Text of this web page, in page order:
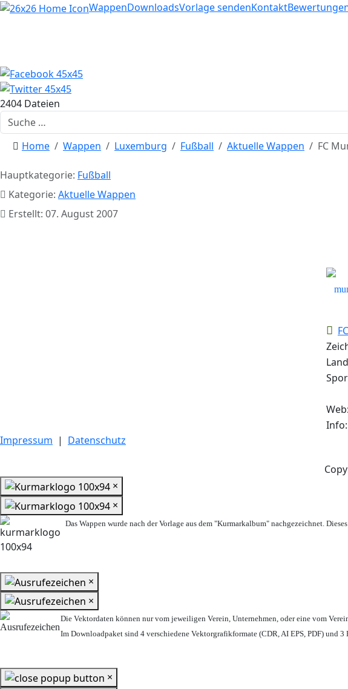
Home
WappenDownloadsVorlage sendenKontakt
2404 Dateien
Suchen
Home Wappen Luxemburg Fußball Aktuelle Wappen FC
Hauptkategorie: Fußball
Kategorie: Aktuelle Wappen
Erstellt: 07. August 2007
Web:
Info:
Impressum | Datenschutz
×
×
Das Wappen wurde nach der Vorlage aus dem "Kurmarkalbum" nachgezeichnet.
×
×
Die Vektordaten können nur vom jeweiligen Verein, Unternehmen, oder eine vom
Im Downloadpaket sind 4 verschiedene Vektorgrafikformate (CDR, AI EPS, PDF) und
×